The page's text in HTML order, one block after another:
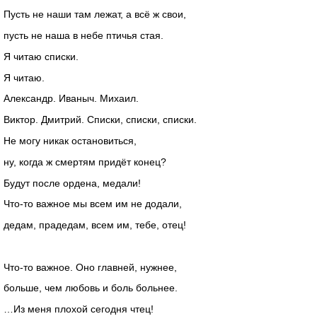
Пусть не наши там лежат, а всё ж свои,
пусть не наша в небе птичья стая.
Я читаю списки.
Я читаю.
Александр. Иваныч. Михаил.
Виктор. Дмитрий. Списки, списки, списки.
Не могу никак остановиться,
ну, когда ж смертям придёт конец?
Будут после ордена, медали!
Что-то важное мы всем им не додали,
дедам, прадедам, всем им, тебе, отец!
Что-то важное. Оно главней, нужнее,
больше, чем любовь и боль больнее.
…Из меня плохой сегодня чтец!